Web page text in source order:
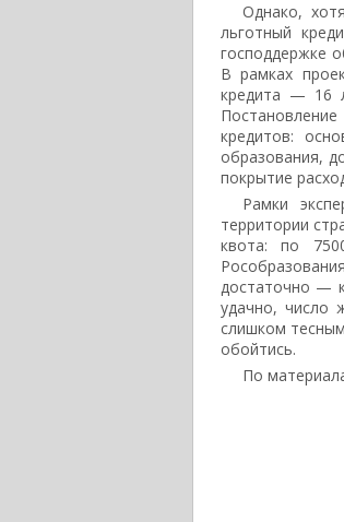
Однако,
льготный
господдержке
В рамках
кредита — 16
кредитов:
образования,
покрытие
Рамки
территории
квота: по
достаточно —
удачно, число
слишком
обойтись.
По